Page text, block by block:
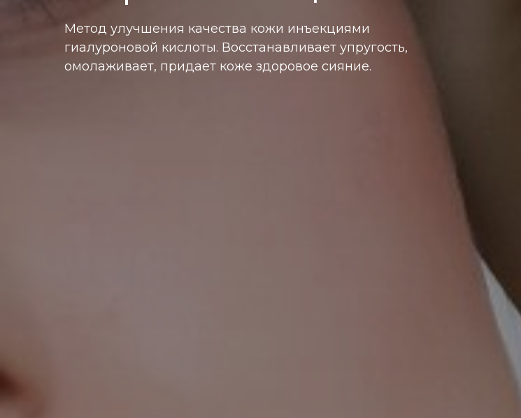
Метод улучшения качества кожи инъекциями
гиалуроновой кислоты. Восстанавливает упругость,
омолаживает, придает коже здоровое сияние.